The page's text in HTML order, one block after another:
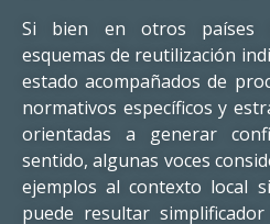
Si bien en otros países
esquemas de reutilización
estado acompañados de
normativos específicos y
orientadas a generar
sentido, algunas voces
ejemplos al contexto local
puede resultar